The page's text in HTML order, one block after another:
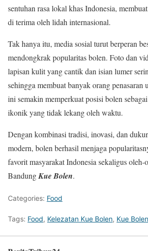
sentuhan rasa lokal khas Indonesia,
di terima oleh lidah internasional.
Tak hanya itu, media sosial turut berperan
mendongkrak popularitas bolen. Foto dan
lapisan kulit yang cantik dan isian lumer
sehingga membuat banyak orang penasaran
ini semakin memperkuat posisi bolen
ikonik yang tidak lekang oleh waktu.
Dengan kombinasi tradisi, inovasi, dan
modern, bolen berhasil menjaga
favorit masyarakat Indonesia sekaligus oleh-
BandungKue Bolen.
Categories: Food
Tags: Food, Kelezatan Kue Bolen, Kue Bolen